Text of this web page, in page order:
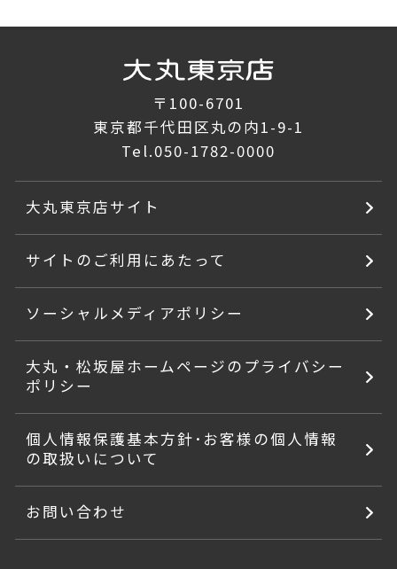
〒100-6701
東京都千代田区丸の内1-9-1
Tel.050-1782-0000
大丸東京店サイト
サイトのご利用にあたって
ソーシャルメディアポリシー
大丸・松坂屋ホームページのプライバシー
ポリシー
個人情報保護基本方針･お客様の個人情報
の取扱いについて
お問い合わせ